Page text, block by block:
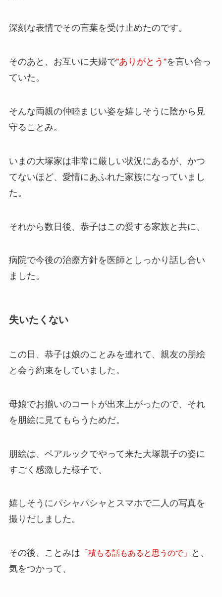
深刻な表情でその言葉を受け止めたのです。
そのあと、お互いに夫婦で”ありがとう”を言い合っ
ていた。
そんな両親の仲睦まじい姿を嬉しそうに陰から見
守ることみ。
いまの大塚家は非常に厳しい状況にあるが、かつ
てないほど、愛情にあふれた家族になっていまし
た。
それから数日後、恭子はこの愛する家族と共に、
病院で今後の治療方針を医師としっかり話し合い
ました。
失いたくない
この日、恭子は娘のことみを連れて、親友の朋絵
と会う約束をしていました。
母娘でお揃いのコートが出来上がったので、それ
を朋絵に見てもらうためだ。
朋絵は、ペアルックでやって来た大塚親子の姿に
すごく感激した様子で、
嬉しそうにパシャパシャとスマホで二人の写真を
撮りだしました。
その後、ことみは 「積もる話もあると思うので」
と、
気をつかって、